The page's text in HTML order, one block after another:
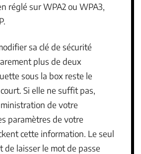
réglé sur WPA2 ou WPA3,
sa clé de sécurité
plus de deux
sous la box reste le
Si elle ne suffit pas,
de votre
paramètres de votre
cette information. Le seul
de laisser le mot de passe